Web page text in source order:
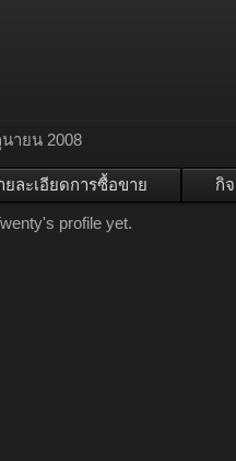
ายน 2008
ยละเอียดการซื้อขาย กิ
profile yet.